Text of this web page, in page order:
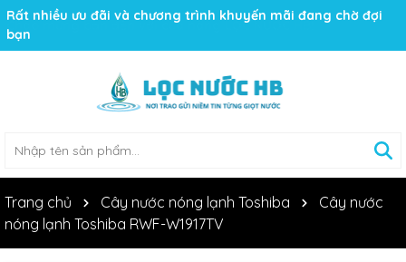
Rất nhiều ưu đãi và chương trình khuyến mãi đang chờ đợi
bạn
Trang chủ Cây nước nóng lạnh Toshiba
Cây nước
nóng lạnh Toshiba RWF-W1917TV